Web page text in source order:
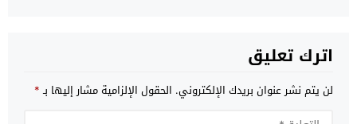
اترك تعليق
لن يتم نشر عنوان بريدك الإلكتروني. الحقول الإلزامية مشار إليها بـ*